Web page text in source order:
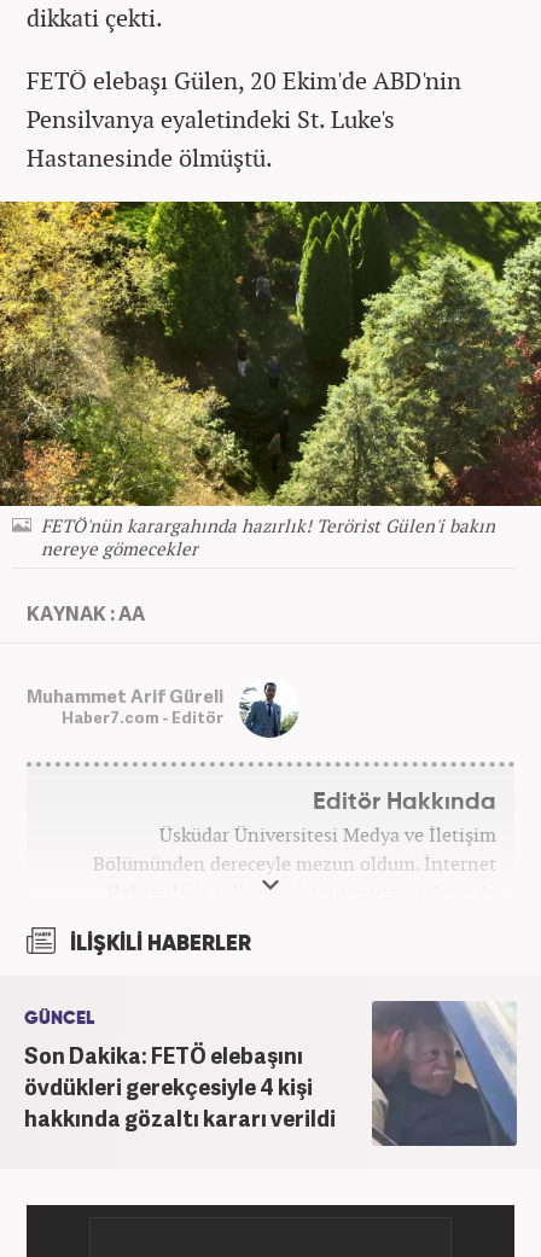
dikkati çekti.
FETÖ elebaşı Gülen, 20 Ekim'de ABD'nin
Pensilvanya eyaletindeki St. Luke's
Hastanesinde ölmüştü.
FETÖ'nün karargahında hazırlık! Terörist Gülen'i bakın
nereye gömecekler
KAYNAK : AA
Muhammet Arif Güreli
Haber7.com - Editör
Editör Hakkında
Üsküdar Üniversitesi Medya ve İletişim
Bölümünden dereceyle mezun oldum. İnternet
Haberciliğine ilk olarak üniversite sıralarında
Kurduğum sitede 1 yıl kadar sağlık, spor ve kültür
yazıları yazdım. 2022 yılından bu yana Haber7
bünyesinde başlıca gündem, siyaset, dünya,
ekonomi kategorileri olmak üzere çok sayıda haber,
grafik ve video hazırladım. Kariyerime Haber7'de
gündem editörü olarak devam etmekteyim.
İLİŞKİLİ HABERLER
GÜNCEL
Son Dakika: FETÖ elebaşını
övdükleri gerekçesiyle 4 kişi
hakkında gözaltı kararı verildi